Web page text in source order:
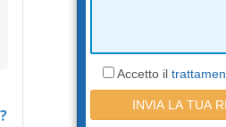
Accetto il